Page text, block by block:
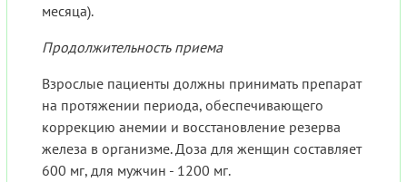
месяца).
Продолжительность приема
Взрослые пациенты должны принимать препарат
на протяжении периода, обеспечивающего
коррекцию анемии и восстановление резерва
железа в организме. Доза для женщин составляет
600 мг, для мужчин - 1200 мг.